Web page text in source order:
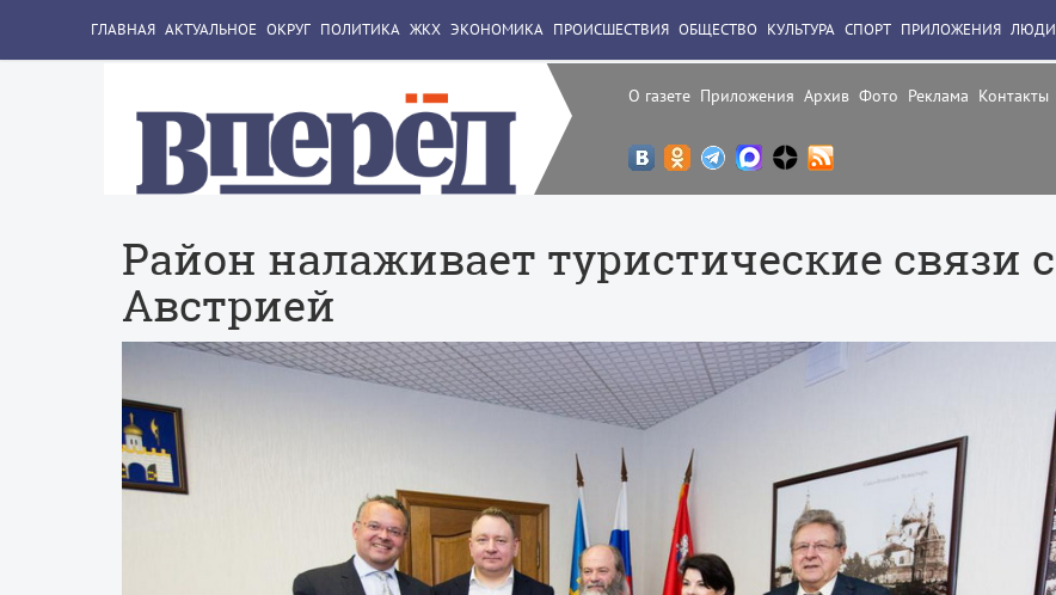
О газете Приложения Архив Фото Реклама Контакты
ГЛАВНАЯ АКТУАЛЬНОЕ ОКРУГ ПОЛИТИКА ЖКХ ЭКОНОМИКА ПРОИСШЕСТВИЯ ОБЩЕСТВО КУЛЬТУРА СПОРТ ПРИЛОЖЕНИЯ ЛЮДИ
Район налаживает туристические связи с
Австрией